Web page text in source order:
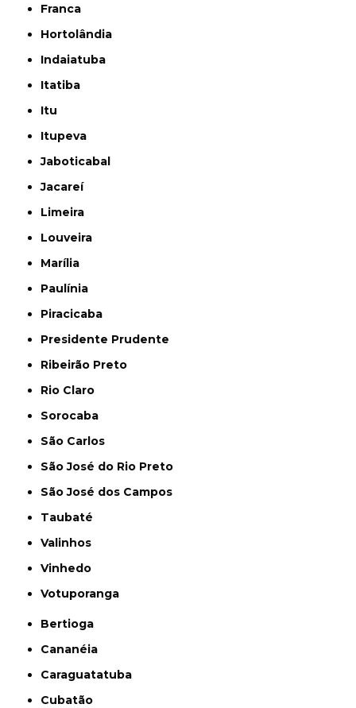
Franca
Hortolândia
Indaiatuba
Itatiba
Itu
Itupeva
Jaboticabal
Jacareí
Limeira
Louveira
Marília
Paulínia
Piracicaba
Presidente Prudente
Ribeirão Preto
Rio Claro
Sorocaba
São Carlos
São José do Rio Preto
São José dos Campos
Taubaté
Valinhos
Vinhedo
Votuporanga
Bertioga
Cananéia
Caraguatatuba
Cubatão